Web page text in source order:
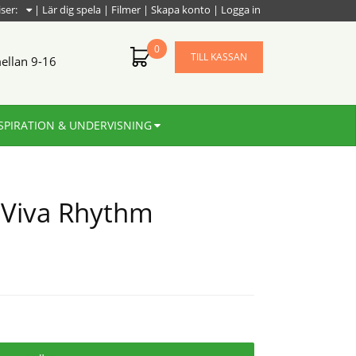
| Lär dig spela | Filmer | Skapa konto | Logga in
9-16
0
TILL KASSAN
& UNDERVISNING
Rhythm